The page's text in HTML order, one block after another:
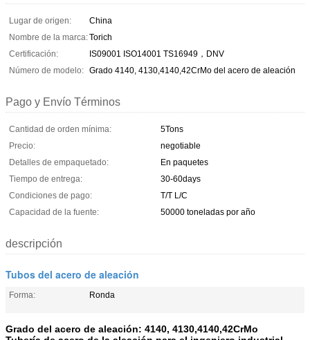
Lugar de origen:
China
Nombre de la marca:Torich
Certificación:
IS09001 ISO14001 TS16949，DNV
Número de modelo: Grado 4140, 4130,4140,42CrMo del acero de aleación
Pago y Envío Términos
Cantidad de orden mínima:
5Tons
Precio:
negotiable
Detalles de empaquetado:
En paquetes
Tiempo de entrega:
30-60days
Condiciones de pago:
T/T L/C
Capacidad de la fuente:
50000 toneladas por año
descripción
Tubos del acero de aleación
Forma: Ronda
Grado del acero de aleación: 4140, 4130,4140,42CrMo